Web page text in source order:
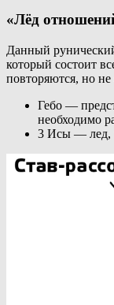
«Лёд
Данный
который состоит
повторяются, но
Гебо —
необходимо
3 Исы — лед,